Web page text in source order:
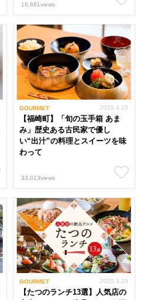
16,681views
GOURMET
【福崎町】「旬の玉手箱 あま
み」歴史ある古民家で優し
い“出汁”の料理とスイーツを味
わって
2025.4.15
33,013views
GOURMET
【たつのランチ13選】人気店の
2025.3.29